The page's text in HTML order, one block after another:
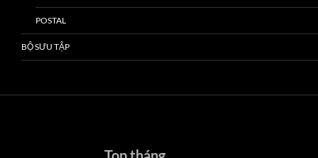
POSTAL
BỘ SƯU TẬP